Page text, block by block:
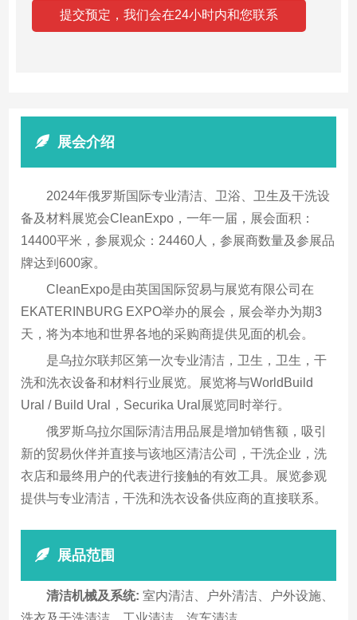
展会介绍
2024年俄罗斯国际专业清洁、卫浴、卫生及干洗设
备及材料展览会CleanExpo，一年一届，展会面积：
14400平米，参展观众：24460人，参展商数量及参展品
牌达到600家。
CleanExpo是由英国国际贸易与展览有限公司在
EKATERINBURG EXPO举办的展会，展会举办为期3
天，将为本地和世界各地的采购商提供见面的机会。
是乌拉尔联邦区第一次专业清洁，卫生，卫生，干
洗和洗衣设备和材料行业展览。展览将与WorldBuild
Ural / Build Ural，Securika Ural展览同时举行。
俄罗斯乌拉尔国际清洁用品展是增加销售额，吸引
新的贸易伙伴并直接与该地区清洁公司，干洗企业，洗
衣店和最终用户的代表进行接触的有效工具。展览参观
提供与专业清洁，干洗和洗衣设备供应商的直接联系。
展品范围
清洁机械及系统: 室内清洁、户外清洁、户外设施、